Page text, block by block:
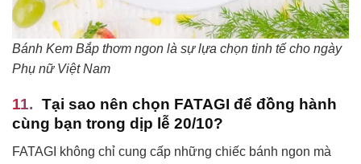
Bánh Kem Bắp thơm ngon là sự lựa chọn tinh tế cho ngày
Phụ nữ Việt Nam
Tại sao nên chọn FATAGI để đồng hành
cùng bạn trong dịp lễ 20/10?
FATAGI không chỉ cung cấp những chiếc bánh ngon mà